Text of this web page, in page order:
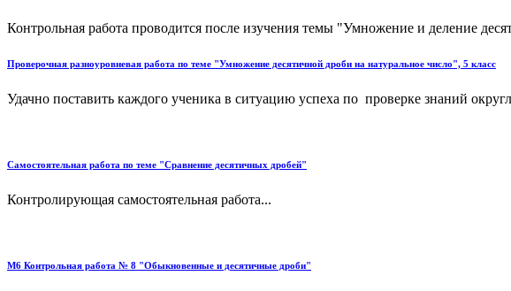
Контрольная работа проводится после изучения темы "Умножение и деление
Проверочная разноуровневая работа по теме "Умножение десятичной дроби на натуральное число", 5 класс
Удачно поставить каждого ученика в ситуацию успеха по проверке знаний
Самостоятельная работа по теме "Сравнение десятичных дробей"
Контролирующая самостоятельная работа...
М6 Контрольная работа № 8 "Обыкновенные и десятичные дроби"